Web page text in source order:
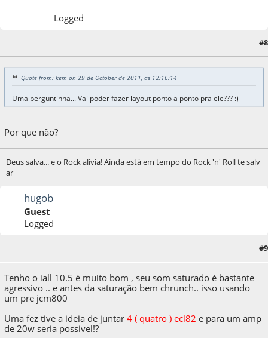
Logged
#8
Quote from: kem on 29 de October de 2011, as 12:16:14
Uma perguntinha... Vai poder fazer layout ponto a ponto pra ele??? :)
Por que não?
Deus salva... e o Rock alivia! Ainda está em tempo do Rock 'n' Roll te salv
ar
hugob
Guest
Logged
#9
Tenho o iall 10.5 é muito bom , seu som saturado é bastante
agressivo .. e antes da saturação bem chrunch.. isso usando
um pre jcm800
Uma fez tive a ideia de juntar4 ( quatro ) ecl82 e para um amp
de 20w seria possivel!?